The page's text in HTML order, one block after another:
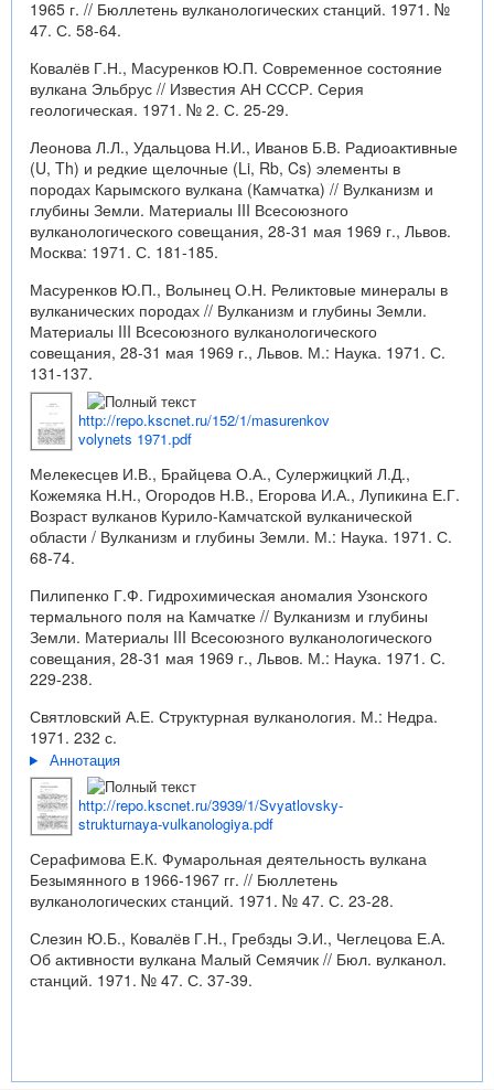
1965 г. // Бюллетень вулканологических станций. 1971. №
47. С. 58-64.
Ковалёв Г.Н., Масуренков Ю.П. Современное состояние
вулкана Эльбрус // Известия АН СССР. Серия
геологическая. 1971. № 2. С. 25-29.
Леонова Л.Л., Удальцова Н.И., Иванов Б.В. Радиоактивные
(U, Th) и редкие щелочные (Li, Rb, Cs) элементы в
породах Карымского вулкана (Камчатка) // Вулканизм и
глубины Земли. Материалы III Всесоюзного
вулканологического совещания, 28-31 мая 1969 г., Львов.
Москва: 1971. С. 181-185.
Масуренков Ю.П., Волынец О.Н. Реликтовые минералы в
вулканических породах // Вулканизм и глубины Земли.
Материалы III Всесоюзного вулканологического
совещания, 28-31 мая 1969 г., Львов. М.: Наука. 1971. С.
131-137.
http://repo.kscnet.ru/152/1/masurenkov
volynets 1971.pdf
Мелекесцев И.В., Брайцева О.А., Сулержицкий Л.Д.,
Кожемяка Н.Н., Огородов Н.В., Егорова И.А., Лупикина Е.Г.
Возраст вулканов Курило-Камчатской вулканической
области / Вулканизм и глубины Земли. М.: Наука. 1971. С.
68-74.
Пилипенко Г.Ф. Гидрохимическая аномалия Узонского
термального поля на Камчатке // Вулканизм и глубины
Земли. Материалы III Всесоюзного вулканологического
совещания, 28-31 мая 1969 г., Львов. М.: Наука. 1971. С.
229-238.
Святловский А.Е. Структурная вулканология. М.: Недра.
1971. 232 с.
Аннотация
http://repo.kscnet.ru/3939/1/Svyatlovsky-
strukturnaya-vulkanologiya.pdf
Серафимова Е.К. Фумарольная деятельность вулкана
Безымянного в 1966-1967 гг. // Бюллетень
вулканологических станций. 1971. № 47. С. 23-28.
Слезин Ю.Б., Ковалёв Г.Н., Гребзды Э.И., Чеглецова Е.А.
Об активности вулкана Малый Семячик // Бюл. вулканол.
станций. 1971. № 47. С. 37-39.